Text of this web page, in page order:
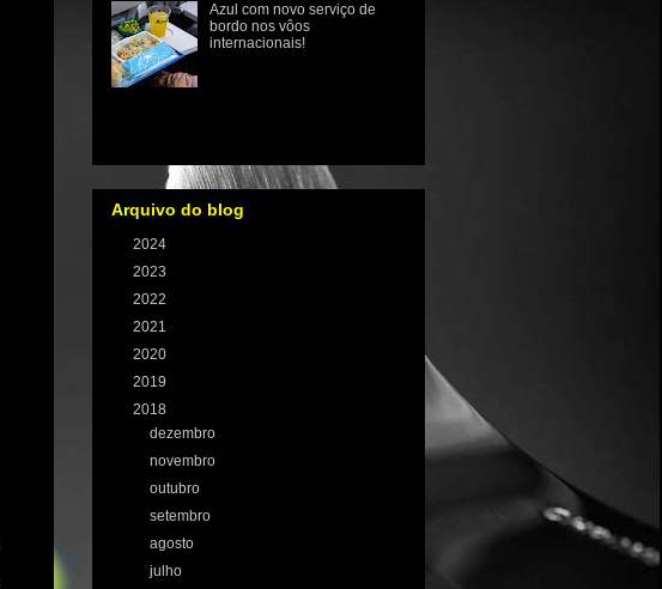
Azul com novo serviço de
bordo nos vôos
internacionais!
Arquivo do blog
2024
2023
2022
2021
2020
2019
2018
►dezembro
►novembro
►outubro
►setembro
►agosto
►julho